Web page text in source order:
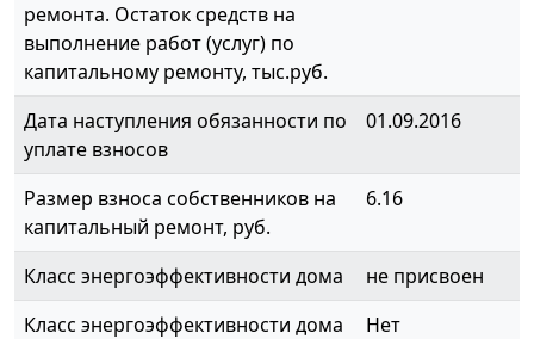
ремонта. Остаток средств на
выполнение работ (услуг) по
капитальному ремонту, тыс.руб.
Дата наступления обязанности по
уплате взносов
01.09.2016
Размер взноса собственников на
капитальный ремонт, руб.
6.16
Класс энергоэффективности дома
не присвоен
Класс энергоэффективности дома
Нет